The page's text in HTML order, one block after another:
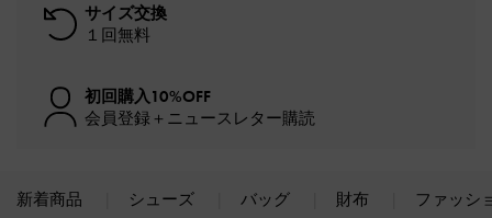
サイズ交換
１回無料
初回購入10%OFF
会員登録＋ニュースレター購読
新着商品 シューズ バッグ 財布 ファッシ